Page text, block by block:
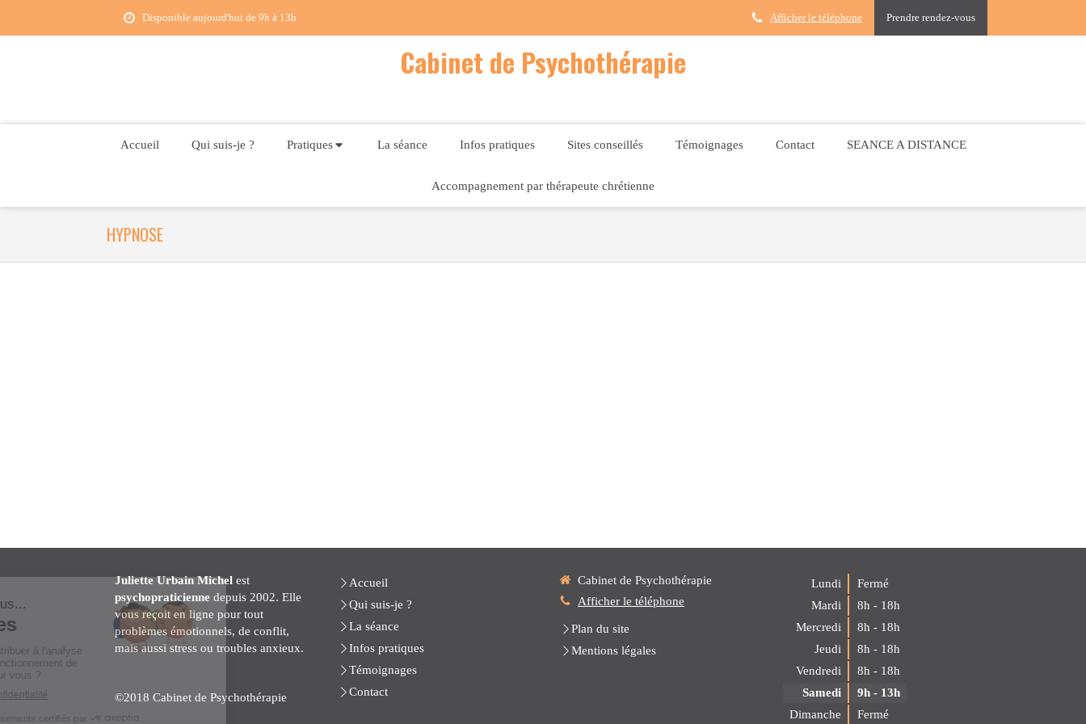
Disponible aujourd'hui de 9h à 13h Prendre rendez-vous
Afficher le téléphone
Cabinet de Psychothérapie
Accueil Qui suis-je ? Pratiques La séance Infos pratiques Sites conseillés Témoignages Contact SEANCE A DISTANCE
Accompagnement par thérapeute chrétienne
HYPNOSE
Juliette Urbain Michel est
psychopraticienne depuis 2002. Elle
vous reçoit en ligne pour tout
problèmes émotionnels, de conflit,
mais aussi stress ou troubles anxieux.
©2018 Cabinet de Psychothérapie
Accueil
Qui suis-je ?
La séance
Infos pratiques
Témoignages
Contact
Cabinet de Psychothérapie
Afficher le téléphone
Plan du site
Mentions légales
Lundi
Fermé
Mardi
8h - 18h
Mercredi
8h - 18h
Jeudi
8h - 18h
Vendredi
8h - 18h
Samedi
9h - 13h
Dimanche
Fermé